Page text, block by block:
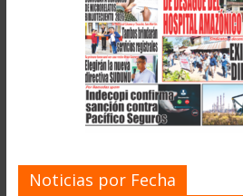
Noticias por Fecha